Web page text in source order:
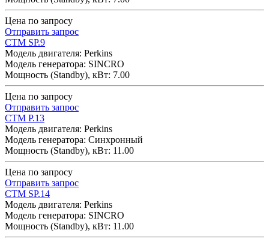
Цена по запросу
Отправить запрос
CTM SP.9
Модель двигателя: Perkins
Модель генератора: SINCRO
Мощность (Standby), кВт: 7.00
Цена по запросу
Отправить запрос
CTM P.13
Модель двигателя: Perkins
Модель генератора: Синхронный
Мощность (Standby), кВт: 11.00
Цена по запросу
Отправить запрос
CTM SP.14
Модель двигателя: Perkins
Модель генератора: SINCRO
Мощность (Standby), кВт: 11.00